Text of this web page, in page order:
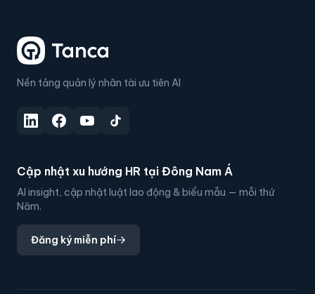
Nền tảng quản lý nhân tài ưu tiên AI
Cập nhật xu hướng HR tại Đông Nam Á
AI insight, cập nhật luật lao động & biểu mẫu — mỗi thứ
Năm.
Đăng ký miễn phí